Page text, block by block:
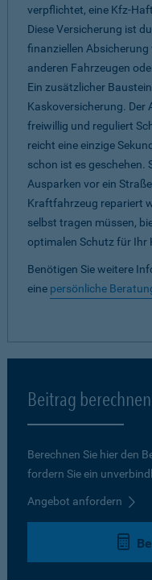
verpflichtet, eine Kfz-
Diese Versicherung ist
finanziellen Absicherung
anderen Fahrzeugen
Ein zusätzlicher
Kaskoversicherung. Der
freiwillig und reguliert
reicht eine einzige
schon ist es geschehen.
Ausparken vor ein
Kraftfahrzeug repariert
selbst tragen müssen,
optimalen Schutz für Ihr
Benötigen Sie weitere
eine persönliche
Beitrag berechnen
Berechnen Sie hier den
fordern Sie ein
Angebot anfordern